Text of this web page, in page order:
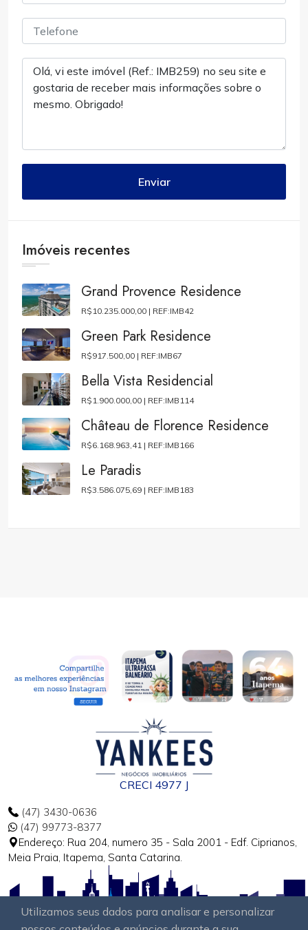
Utilizamos seus dados para analisar e personalizar
Enviar
Imóveis recentes
Grand Provence Residence
R$10.235.000,00 | REF:IMB42
Green Park Residence
R$917.500,00 | REF:IMB67
Bella Vista Residencial
R$1.900.000,00 | REF:IMB114
Château de Florence Residence
R$6.168.963,41 | REF:IMB166
Le Paradis
R$3.586.075,69 | REF:IMB183
CRECI 4977 J
(47) 3430-0636
(47) 99773-8377
Endereço: Rua 204, numero 35 - Sala 2001 - Edf. Ciprianos,
Meia Praia, Itapema, Santa Catarina.